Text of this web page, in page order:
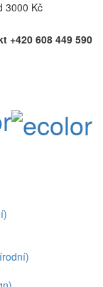
3000 Kč
+420 608 449 590